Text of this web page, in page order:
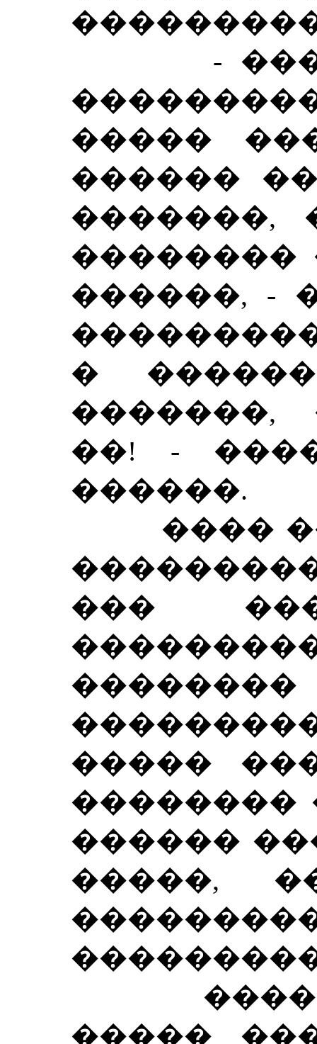
-
�����
������
�������,
��������
������, -
�
�������,
��! -
������.
����
���
�����
��������
������
�����,
�����